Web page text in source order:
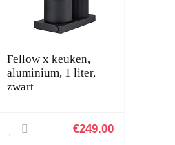
Fellow x keuken,
aluminium, 1 liter,
zwart
€249.00